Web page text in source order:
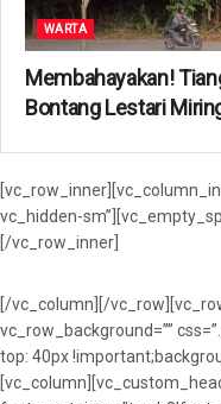
WARTA
Membahayakan!
Bontang Lestari
vc_hidden-
[/vc_row_inner]
[/vc_column][/
vc_row_background=””
top: 40px